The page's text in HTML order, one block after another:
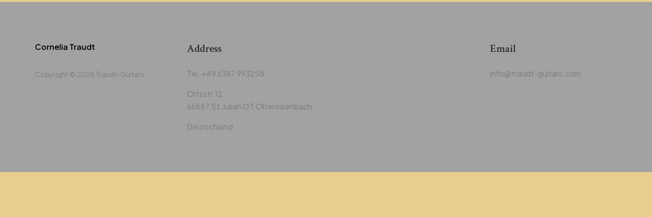
Cornelia Traudt
Copyright © 2026 Traudt-Guitars
Address
‭Tel: +49 6387 993258‬
Ortsstr.12
66887 St.Julian OT Obereisenbach
Deutschland
Email
info@traudt-guitars.com